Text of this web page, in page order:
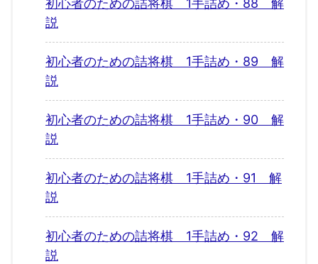
初心者のための詰将棋 1手詰め・88 解
説
初心者のための詰将棋 1手詰め・89 解
説
初心者のための詰将棋 1手詰め・90 解
説
初心者のための詰将棋 1手詰め・91 解
説
初心者のための詰将棋 1手詰め・92 解
説